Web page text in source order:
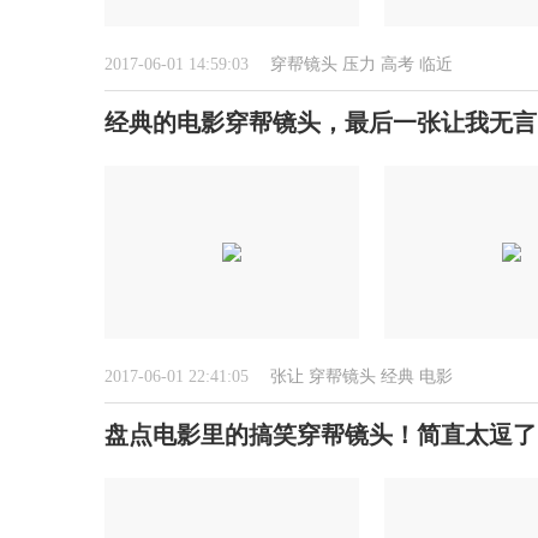
2017-06-01 14:59:03 穿帮镜头 压力 高考 临近
经典的电影穿帮镜头，最后一张让我无
2017-06-01 22:41:05 张让 穿帮镜头 经典 电影
盘点电影里的搞笑穿帮镜头！简直太逗了